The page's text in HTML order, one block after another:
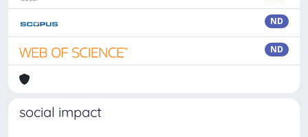
ND
ND
social impact